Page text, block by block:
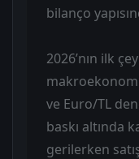
bilanço
2026’nın ilk
ve Euro/TL
baskı altında
gerilerken